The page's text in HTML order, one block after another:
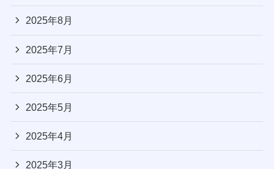
2025年8月
2025年7月
2025年6月
2025年5月
2025年4月
2025年3月